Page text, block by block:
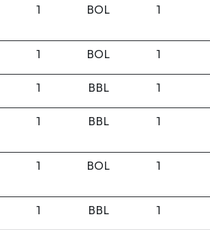
1 BOL 1
1 BOL 1
1 BBL 1
1 BBL 1
1 BOL 1
1 BBL 1